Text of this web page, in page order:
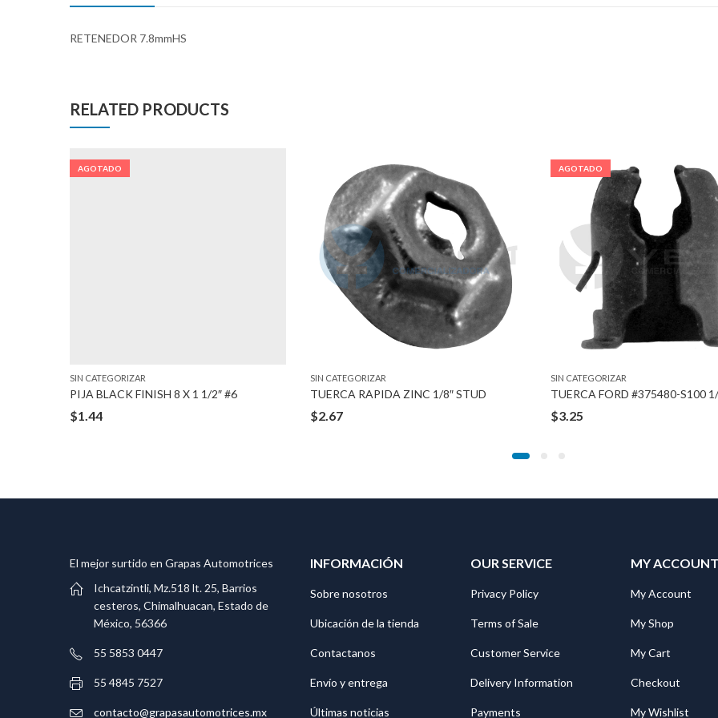
RETENEDOR 7.8mmHS
RELATED PRODUCTS
AGOTADO
SIN CATEGORIZAR
PIJA BLACK FINISH 8 X 1 1/2″ #6
$1.44
SIN CATEGORIZAR
TUERCA RAPIDA ZINC 1/8″ STUD
$2.67
AGOTADO
SIN CATEGORIZAR
TUERCA FORD #375480-S100
$3.25
El mejor surtido en Grapas Automotrices
Ichcatzintli, Mz.518 lt. 25, Barrios
cesteros, Chimalhuacan, Estado de
México, 56366
55 5853 0447
55 4845 7527
contacto@grapasautomotrices.mx
INFORMACIÓN
Sobre nosotros
Ubicación de la tienda
Contactanos
Envío y entrega
Últimas noticias
OUR SERVICE
Privacy Policy
Terms of Sale
Customer Service
Delivery Information
Payments
MY ACCOUNT
My Account
My Shop
My Cart
Checkout
My Wishlist